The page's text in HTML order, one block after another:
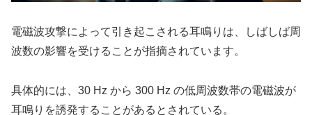
電磁波攻撃によって引き起こされる耳鳴りは、しばしば周
波数の影響を受けることが指摘されています。
具体的には、30 Hz から 300 Hz の低周波数帯の電磁波が
耳鳴りを誘発することがあるとされている。